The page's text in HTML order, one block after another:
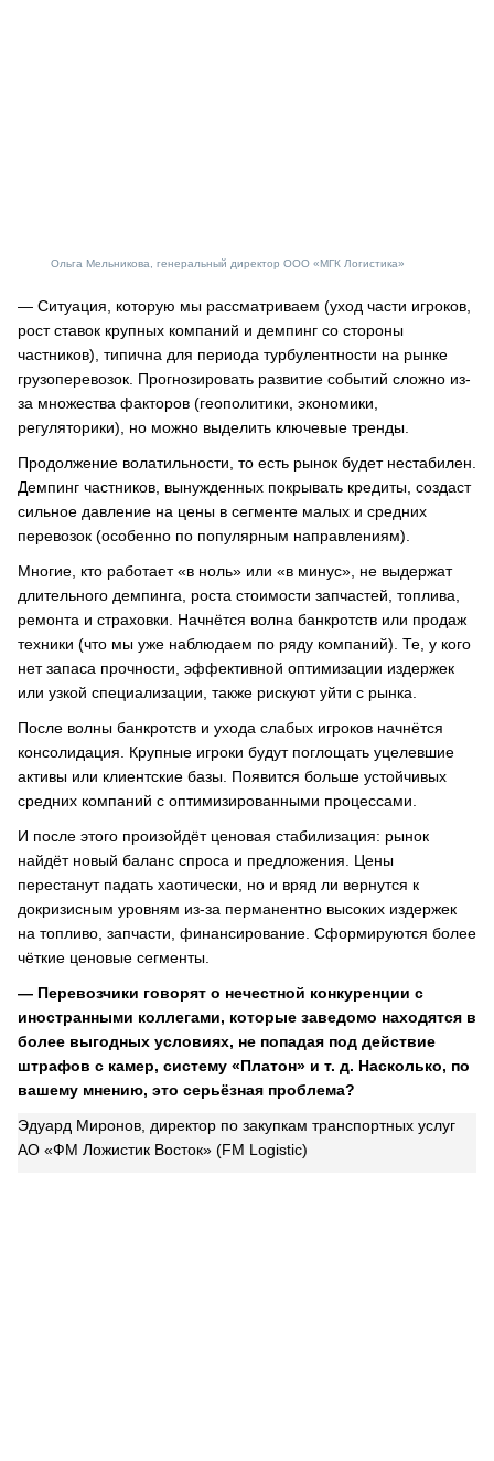
Ольга Мельникова, генеральный директор ООО «МГК Логистика»
— Ситуация, которую мы рассматриваем (уход части игроков,
рост ставок крупных компаний и демпинг со стороны
частников), типична для периода турбулентности на рынке
грузоперевозок. Прогнозировать развитие событий сложно из-
за множества факторов (геополитики, экономики,
регуляторики), но можно выделить ключевые тренды.
Продолжение волатильности, то есть рынок будет нестабилен.
Демпинг частников, вынужденных покрывать кредиты, создаст
сильное давление на цены в сегменте малых и средних
перевозок (особенно по популярным направлениям).
Многие, кто работает «в ноль» или «в минус», не выдержат
длительного демпинга, роста стоимости запчастей, топлива,
ремонта и страховки. Начнётся волна банкротств или продаж
техники (что мы уже наблюдаем по ряду компаний). Те, у кого
нет запаса прочности, эффективной оптимизации издержек
или узкой специализации, также рискуют уйти с рынка.
После волны банкротств и ухода слабых игроков начнётся
консолидация. Крупные игроки будут поглощать уцелевшие
активы или клиентские базы. Появится больше устойчивых
средних компаний с оптимизированными процессами.
И после этого произойдёт ценовая стабилизация: рынок
найдёт новый баланс спроса и предложения. Цены
перестанут падать хаотически, но и вряд ли вернутся к
докризисным уровням из-за перманентно высоких издержек
на топливо, запчасти, финансирование. Сформируются более
чёткие ценовые сегменты.
— Перевозчики говорят о нечестной конкуренции с
иностранными коллегами, которые заведомо находятся в
более выгодных условиях, не попадая под действие
штрафов с камер, систему «Платон» и т. д. Насколько, по
вашему мнению, это серьёзная проблема?
Эдуард Миронов, директор по закупкам транспортных услуг
АО «ФМ Ложистик Восток» (FM Logistic)